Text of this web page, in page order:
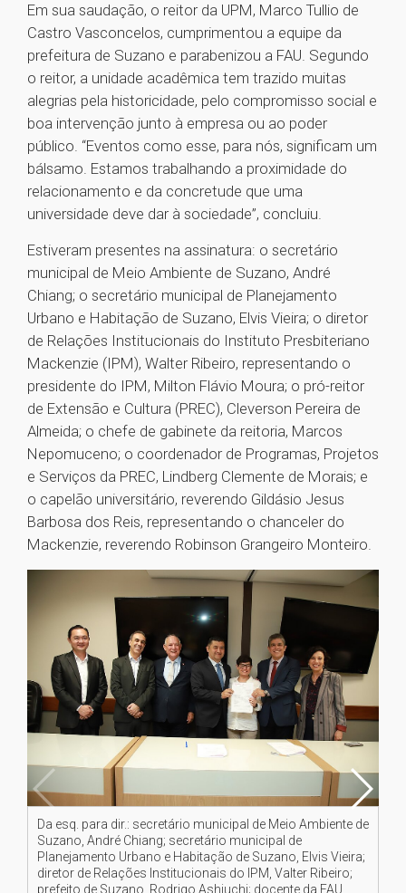
Em sua saudação, o reitor da UPM, Marco Tullio de
Castro Vasconcelos, cumprimentou a equipe da
prefeitura de Suzano e parabenizou a FAU. Segundo
o reitor, a unidade acadêmica tem trazido muitas
alegrias pela historicidade, pelo compromisso social e
boa intervenção junto à empresa ou ao poder
público. “Eventos como esse, para nós, significam um
bálsamo. Estamos trabalhando a proximidade do
relacionamento e da concretude que uma
universidade deve dar à sociedade”, concluiu.
Estiveram presentes na assinatura: o secretário
municipal de Meio Ambiente de Suzano, André
Chiang; o secretário municipal de Planejamento
Urbano e Habitação de Suzano, Elvis Vieira; o diretor
de Relações Institucionais do Instituto Presbiteriano
Mackenzie (IPM), Walter Ribeiro, representando o
presidente do IPM, Milton Flávio Moura; o pró-reitor
de Extensão e Cultura (PREC), Cleverson Pereira de
Almeida; o chefe de gabinete da reitoria, Marcos
Nepomuceno; o coordenador de Programas, Projetos
e Serviços da PREC, Lindberg Clemente de Morais; e
o capelão universitário, reverendo Gildásio Jesus
Barbosa dos Reis, representando o chanceler do
Mackenzie, reverendo Robinson Grangeiro Monteiro.
Da esq. para dir.: secretário municipal de Meio Ambiente de
Suzano, André Chiang; secretário municipal de
Planejamento Urbano e Habitação de Suzano, Elvis Vieira;
diretor de Relações Institucionais do IPM, Valter Ribeiro;
prefeito de Suzano, Rodrigo Ashiuchi; docente da FAU,